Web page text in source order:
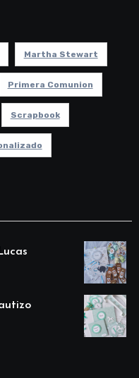
Martha Stewart
Primera Comunion
Scrapbook